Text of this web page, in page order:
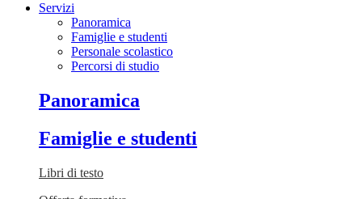
Servizi
Panoramica
Famiglie e studenti
Personale scolastico
Percorsi di studio
Panoramica
Famiglie e studenti
Libri di testo